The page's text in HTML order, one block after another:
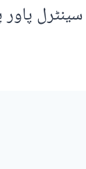
فیصلہ 30 مئی کو محفوظ کیا